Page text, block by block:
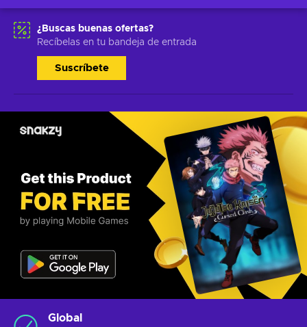
¿Buscas buenas ofertas?
Recíbelas en tu bandeja de entrada
Suscríbete
Global